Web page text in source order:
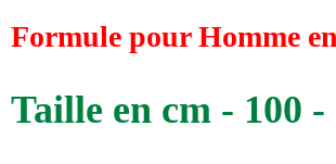
Formule pour Homme
Taille en cm - 100